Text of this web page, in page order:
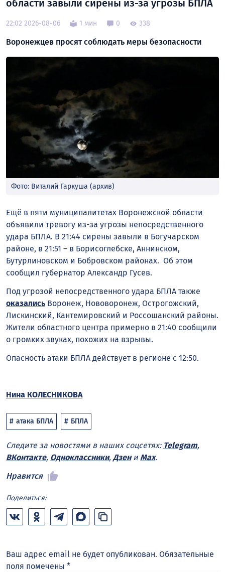
области завыли сирены из-за угрозы БПЛА
22:02 2026-08-06 1 мин 0 338
Воронежцев просят соблюдать меры безопасности
Фото: Виталий Гаркуша (архив)
Ещё в пяти муниципалитетах Воронежской области
объявили тревогу из-за угрозы непосредственного
удара БПЛА. В 21:44 сирены завыли в Богучарском
районе, в 21:51 – в Борисоглебске, Аннинском,
Бутурлиновском и Бобровском районах. Об этом
сообщил губернатор Александр Гусев.
Под угрозой непосредственного удара БПЛА также
оказались Воронеж, Нововоронеж, Острогожский,
Лискинский, Кантемировский и Россошанский районы.
Жители областного центра примерно в 21:40 сообщили
о громких звуках, похожих на взрывы.
Опасность атаки БПЛА действует в регионе с 12:50.
Нина КОЛЕСНИКОВА
атака БПЛА БПЛА
Следите за новостями в наших соцсетях: Telegram,
ВКонтакте, Одноклассники, Дзени Max.
Нравится
Поделиться:
Ваш адрес email не будет опубликован. Обязательные
поля помечены *